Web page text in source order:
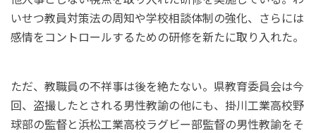
いせつ教員対策法の周知や学校相談体制の強化、さらには
感情をコントロールするための研修を新たに取り入れた。
ただ、教職員の不祥事は後を絶たない。県教育委員会は今
回、盗撮したとされる男性教諭の他にも、掛川工業高校野
球部の監督と浜松工業高校ラグビー部監督の男性教諭をそ